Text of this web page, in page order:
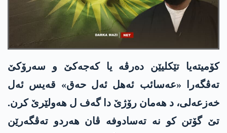
کۆمیتەیا تێکلیێن دەرڤە یا كه‌جه‌كێ و سەرۆکێ
تەڤگەرا «عه‌سائب ئەهل ئەل حەق» قەیس ئەل
خه‌زعه‌لی، د هەمان رۆژێ دا گەف ل هەولێرێ کرن.
تێ گۆتن کو نە تەسادوفە ڤان هەردو تەڤگەرێن